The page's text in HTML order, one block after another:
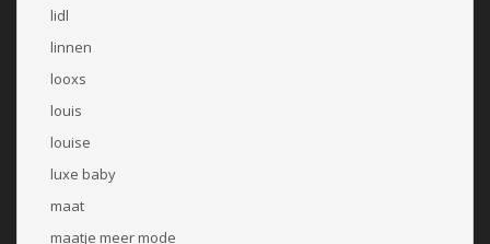
lidl
linnen
looxs
louis
louise
luxe baby
maat
maatje meer mode